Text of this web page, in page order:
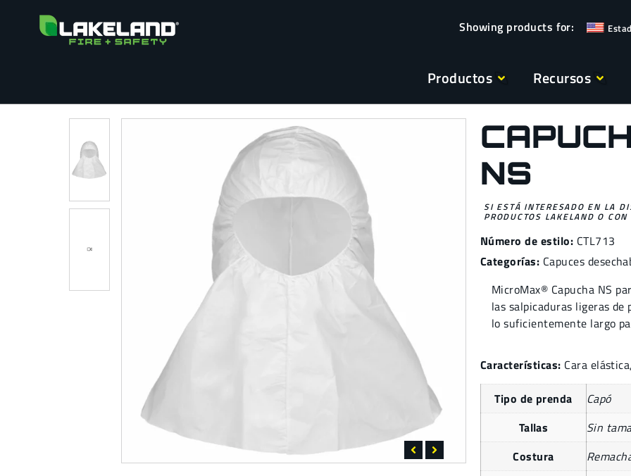
Productos Recursos
NS
SI ESTÁ INTERESADO EN LA
PRODUCTOS LAKELAND O
Número de estilo: CTL713
Categorías: Capuces
MicroMax® Capucha NS
las salpicaduras ligeras de
lo suficientemente largo
Características: Cara
Tipo de prenda
Capó
Tallas
Sin
Costura